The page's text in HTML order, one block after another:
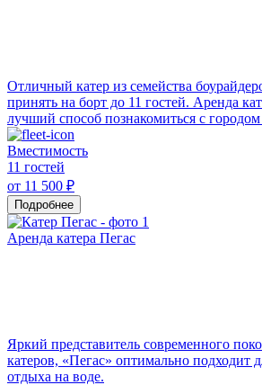
Отличный катер из семейства
принять на борт до 11 гостей. Аренда
лучший способ познакомиться с городом
Вместимость
11 гостей
от 11 500 ₽
Подробнее
Аренда катера Пегас
Яркий представитель современного
катеров, «Пегас» оптимально подходит
отдыха на воде.